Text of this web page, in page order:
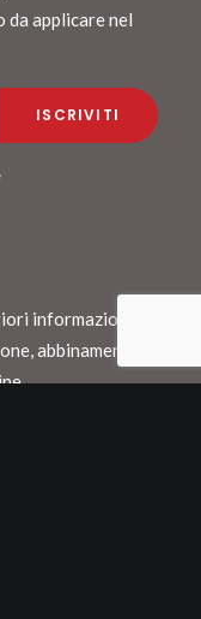
da applicare nel
informazioni
abbinamento o